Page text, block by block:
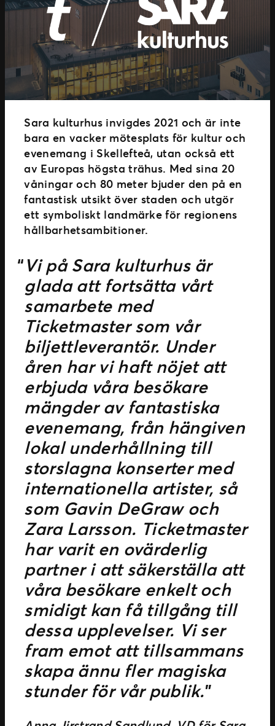
Sara kulturhus invigdes 2021 och är inte
bara en vacker mötesplats för kultur och
evenemang i Skellefteå, utan också ett
av Europas högsta trähus. Med sina 20
våningar och 80 meter bjuder den på en
fantastisk utsikt över staden och utgör
ett symboliskt landmärke för regionens
hållbarhetsambitioner.
Vi på Sara kulturhus är
glada att fortsätta vårt
samarbete med
Ticketmaster som vår
biljettleverantör. Under
åren har vi haft nöjet att
erbjuda våra besökare
mängder av fantastiska
evenemang, från hängiven
lokal underhållning till
storslagna konserter med
internationella artister, så
som Gavin DeGraw och
Zara Larsson. Ticketmaster
har varit en ovärderlig
partner i att säkerställa att
våra besökare enkelt och
smidigt kan få tillgång till
dessa upplevelser. Vi ser
fram emot att tillsammans
skapa ännu fler magiska
stunder för vår publik.”